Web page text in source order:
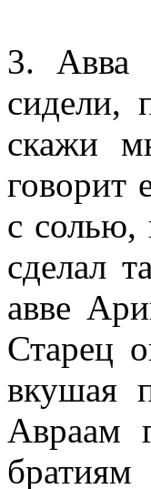
3. Авва
сидели,
скажи
говорит
с солью,
сделал
авве
Старец
вкушая
Авраам